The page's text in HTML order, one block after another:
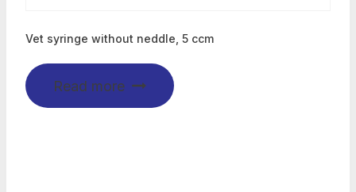
Vet syringe without neddle, 5 ccm
Read more